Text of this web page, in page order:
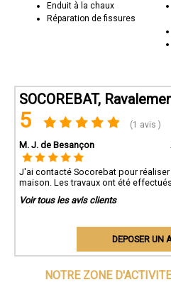
Enduit à la chaux
Réparation de fissures
SOCOREBAT,
5 (1 avis )
M. J. de Besançon
J'ai contacté Socorebat pour
maison. Les travaux ont été
Voir tous les avis clients
DEPOSER UN
NOTRE ZONE